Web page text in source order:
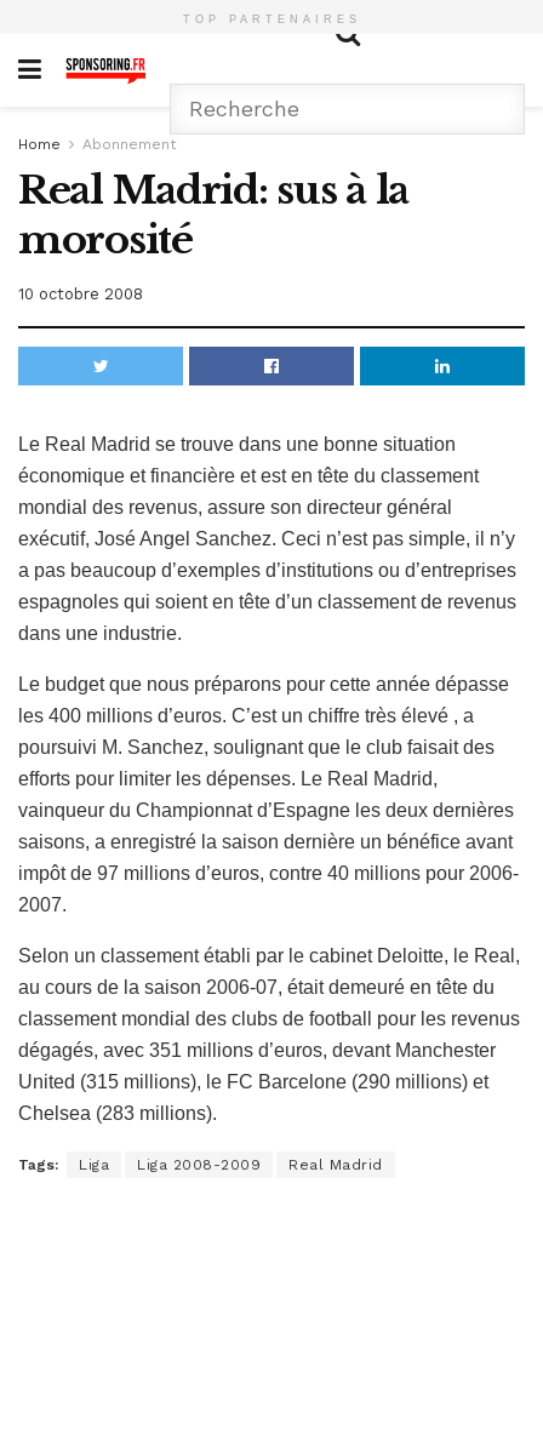
TOP PARTENAIRES
Home Abonnement
Real Madrid: sus à la
morosité
10 octobre 2008
Le Real Madrid se trouve dans une bonne situation
économique et financière et est en tête du classement
mondial des revenus, assure son directeur général
exécutif, José Angel Sanchez. Ceci n’est pas simple, il n’y
a pas beaucoup d’exemples d’institutions ou d’entreprises
espagnoles qui soient en tête d’un classement de revenus
dans une industrie.
Le budget que nous préparons pour cette année dépasse
les 400 millions d’euros. C’est un chiffre très élevé , a
poursuivi M. Sanchez, soulignant que le club faisait des
efforts pour limiter les dépenses. Le Real Madrid,
vainqueur du Championnat d’Espagne les deux dernières
saisons, a enregistré la saison dernière un bénéfice avant
impôt de 97 millions d’euros, contre 40 millions pour 2006-
2007.
Selon un classement établi par le cabinet Deloitte, le Real,
au cours de la saison 2006-07, était demeuré en tête du
classement mondial des clubs de football pour les revenus
dégagés, avec 351 millions d’euros, devant Manchester
United (315 millions), le FC Barcelone (290 millions) et
Chelsea (283 millions).
Tags: Liga Liga 2008-2009 Real Madrid